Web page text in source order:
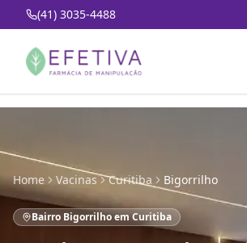
(41) 3035-4488
Home Vacinas Curitiba Bigorrilho
Bairro Bigorrilho em Curitiba